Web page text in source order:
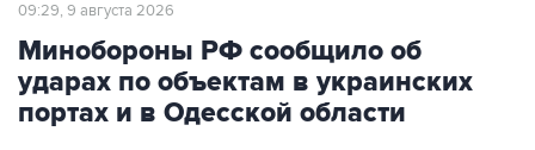
09:29, 9 августа 2026
Минобороны РФ сообщило об
ударах по объектам в украинских
портах и в Одесской области